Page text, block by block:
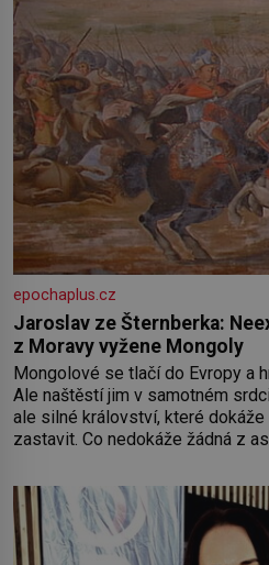
epochaplus.cz
Jaroslav ze Šternberka:
z Moravy vyžene Mongoly
Mongolové se tlačí do Evropy a
Ale naštěstí jim v samotném
ale silné království, které
zastavit. Co nedokáže žádná z
od roku 1223 postupují podél
moře,